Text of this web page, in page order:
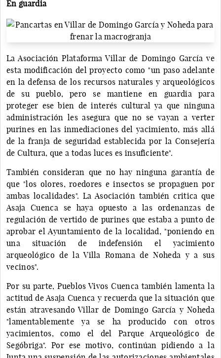
En guardia
La Asociación Plataforma Villar de Domingo García ve
esta modificación del proyecto como "un paso adelante
en la defensa de los recursos naturales y arqueológicos
de su pueblo, pero se mantiene en guardia para
proteger ese bien de interés cultural ya que ninguna
administración les asegura que no se vayan a verter
purines en las inmediaciones del yacimiento, más allá
de la franja de seguridad establecida por la Consejería
de Cultura, que a todas luces es insuficiente".
También consideran que no hay ninguna garantía de
que "los olores, roedores e insectos se propaguen por
ambas localidades". La Asociación también critica que
Asaja Cuenca se haya opuesto a las ordenanzas de
regulación de vertido de purines que estaba a punto de
aprobar el Ayuntamiento de la localidad, "poniendo en
una situación de indefensión el yacimiento
arqueológico de la Villa Romana de Noheda y a sus
vecinos".
Por su parte, Pueblos Vivos Cuenca también lamenta la
actitud de Asaja Cuenca y recuerda que la situación que
están atravesando Villar de Domingo García y Noheda
"lamentablemente ya se ha producido con otros
yacimientos, como el del Parque Arqueológico de
Segóbriga". Por ese motivo, continúan pidiendo a la